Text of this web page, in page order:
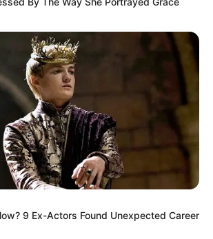
9 Ex-Actors Found Unexpected Career